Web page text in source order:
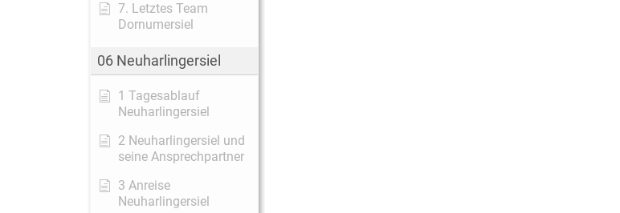
7. Letztes Team
Dornumersiel
06 Neuharlingersiel
1 Tagesablauf
Neuharlingersiel
2 Neuharlingersiel und
seine Ansprechpartner
3 Anreise
Neuharlingersiel